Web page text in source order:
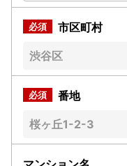
市区町村
番地